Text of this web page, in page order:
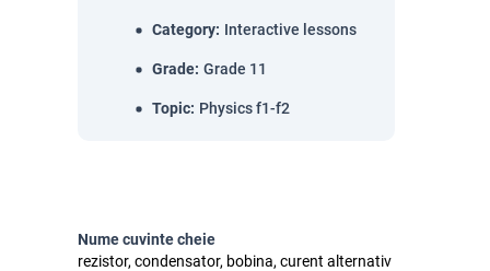
Category: Interactive lessons
Grade: Grade 11
Topic: Physics f1-f2
Nume cuvinte cheie
rezistor, condensator, bobina, curent alternativ